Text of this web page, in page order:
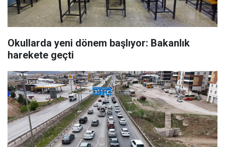
Okullarda yeni dönem başlıyor: Bakanlık
harekete geçti